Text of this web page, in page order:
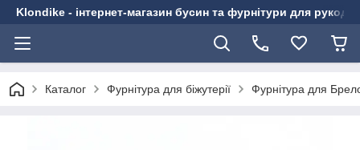
Klondike - інтернет-магазин бусин та фурнітури для
Каталог Фурнітура для біжутерії Фурнітура для